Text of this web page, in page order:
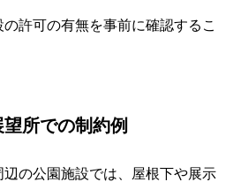
許可の有無を事前に確認するこ
所での制約例
の公園施設では、屋根下や展示